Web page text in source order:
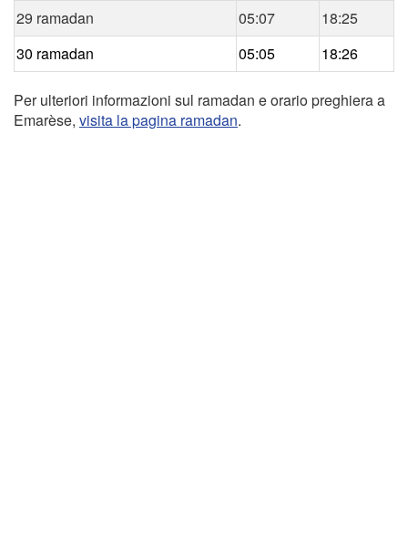
29 ramadan
05:07
18:25
30 ramadan
05:05 18:26
Per ulteriori informazioni sul ramadan e orario preghiera a
Emarèse, visita la pagina ramadan.